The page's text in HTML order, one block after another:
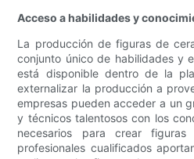
Acceso a habilidades y
La producción de figuras de
conjunto único de habilidades y
está disponible dentro de la
externalizar la producción a
empresas pueden acceder a un
y técnicos talentosos con los
necesarios para crear
profesionales cualificados